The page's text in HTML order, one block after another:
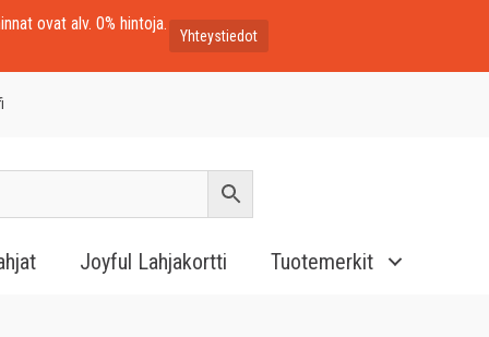
ovat alv. 0% hintoja.
Yhteystiedot
Joyful Lahjakortti Tuotemerkit